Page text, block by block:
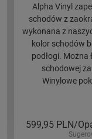
Alpha Vinyl
schodów z
wykonana z
kolor schodów
podłogi. Można
schodowej
Winylowe
599,95 PLN/